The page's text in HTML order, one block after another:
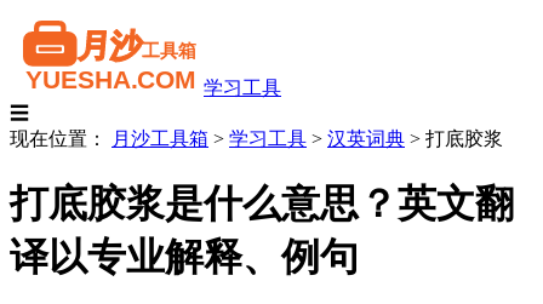
学习工具
☰
现在位置：
月沙工具箱 > 学习工具 > 汉英词典 > 打底胶浆
打底胶浆是什么意思？英文翻
译以专业解释、例句